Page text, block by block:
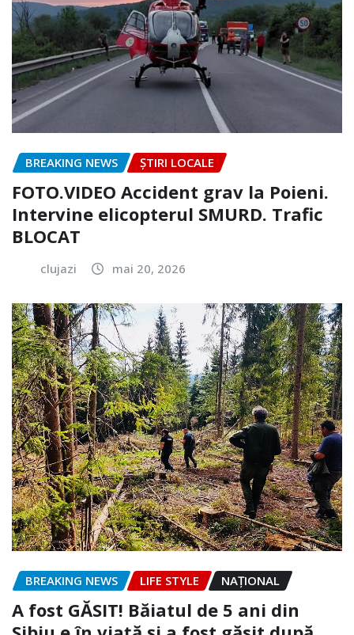
BREAKING NEWS ȘTIRI LOCALE
FOTO.VIDEO Accident grav la Poieni.
Intervine elicopterul SMURD. Trafic
BLOCAT
clujazi mai 20, 2026
BREAKING NEWS LIFE STYLE NAŢIONAL
A fost GĂSIT! Băiatul de 5 ani din